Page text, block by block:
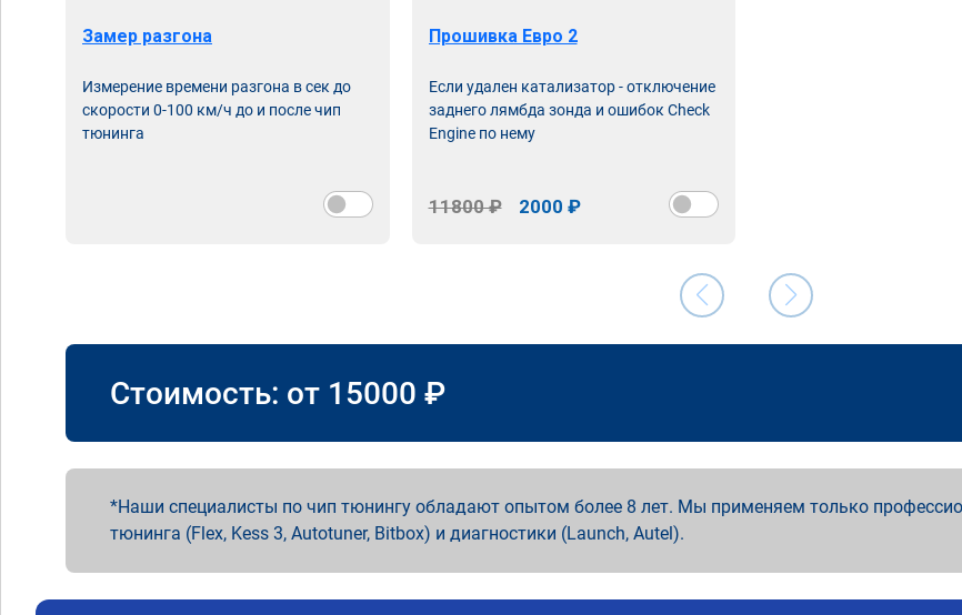
Замер разгона
Измерение времени разгона в сек до
скорости 0-100 км/ч до и после чип
тюнинга
Прошивка Евро 2
Если удален катализатор - отключение
заднего лямбда зонда и ошибок Check
Engine по нему
11800 ₽ 2000 ₽
Стоимость: от 15000 ₽
Наши специалисты по чип тюнингу обладают опытом более 8 лет. Мы применяем только
тюнинга (Flex, Kess 3, Autotuner, Bitbox) и диагностики (Launch, Autel).